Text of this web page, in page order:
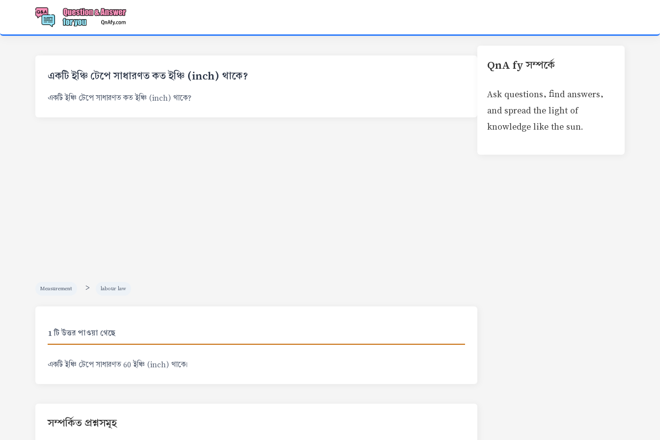
একটি ইঞ্চি টেপে সাধারণত কত ইঞ্চি (inch) থাকে?
একটি ইঞ্চি টেপে সাধারণত কত ইঞ্চি (inch) থাকে?
Measurement > labour law
1 টি উত্তর পাওয়া গেছে
একটি ইঞ্চি টেপে সাধারণত 60 ইঞ্চি (inch) থাকে।
সম্পর্কিত প্রশ্নসমূহ
QnA fy সম্পর্কে
Ask questions, find answers,
and spread the light of
knowledge like the sun.